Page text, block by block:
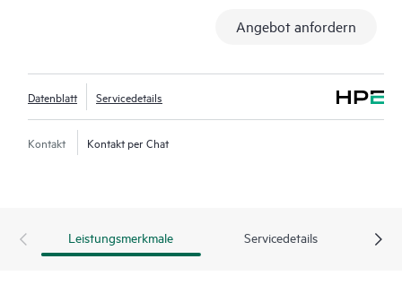
Angebot anfordern
Datenblatt Servicedetails
Kontakt Kontakt per Chat
Leistungsmerkmale Servicedetails